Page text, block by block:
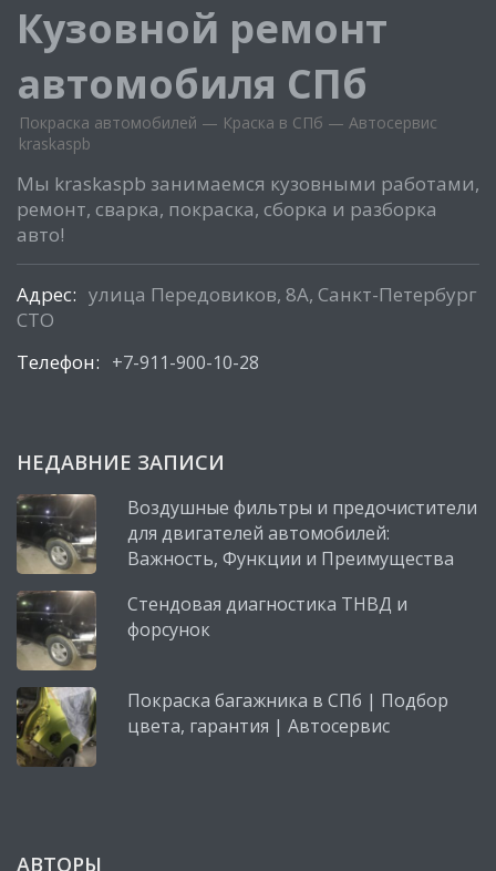
Кузовной ремонт
автомобиля СПб
Покраска автомобилей — Краска в СПб — Автосервис
kraskaspb
Мы kraskaspb занимаемся кузовными работами,
ремонт, сварка, покраска, сборка и разборка
авто!
Адрес: улица Передовиков, 8А, Санкт-Петербург
СТО
Телефон: +7-911-900-10-28
НЕДАВНИЕ ЗАПИСИ
Воздушные фильтры и предочистители
для двигателей автомобилей:
Важность, Функции и Преимущества
Стендовая диагностика ТНВД и
форсунок
Покраска багажника в СПб | Подбор
цвета, гарантия | Автосервис
АВТОРЫ